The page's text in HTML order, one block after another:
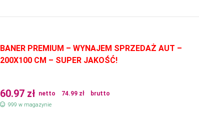
BANER PREMIUM – WYNAJEM SPRZEDAŻ AUT –
200X100 CM – SUPER JAKOŚĆ!
60.97 zł netto 74.99 zł brutto
999 w magazynie